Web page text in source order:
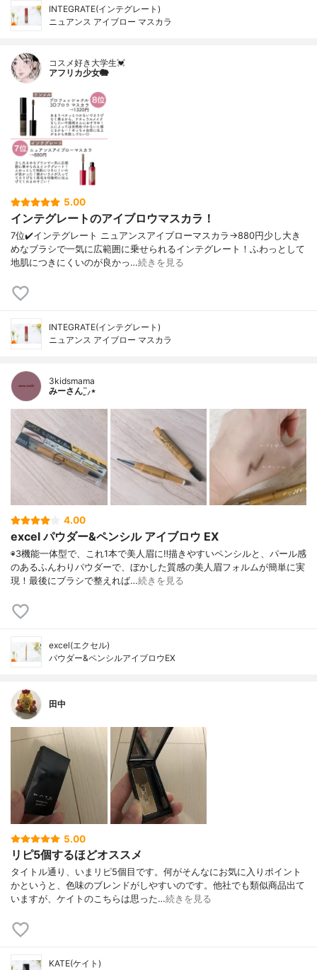
INTEGRATE(インテグレート)
ニュアンス アイブロー マスカラ
コスメ好き大学生💓
アフリカ少女🐘
5.00
インテグレートのアイブロウマスカラ！
7位✔️インテグレート ニュアンスアイブローマスカラ→880円少し大き
めなブラシで一気に広範囲に乗せられるインテグレート！ふわっとして
地肌につきにくいのが良かっ…続きを見る
INTEGRATE(インテグレート)
ニュアンス アイブロー マスカラ
3kidsmama
みーさん¨̮⸝⋆
4.00
excel パウダー&ペンシル アイブロウ EX
◉3機能一体型で、これ1本で美人眉に‼︎描きやすいペンシルと、パール感
のあるふんわりパウダーで、ぼかした質感の美人眉フォルムが簡単に実
現！最後にブラシで整えれば…続きを見る
excel(エクセル)
パウダー&ペンシルアイブロウEX
田中
5.00
リピ5個するほどオススメ
タイトル通り、いまリピ5個目です。何がそんなにお気に入りポイント
かというと、色味のブレンドがしやすいのです。他社でも類似商品出て
いますが、ケイトのこちらは思った…続きを見る
KATE(ケイト)